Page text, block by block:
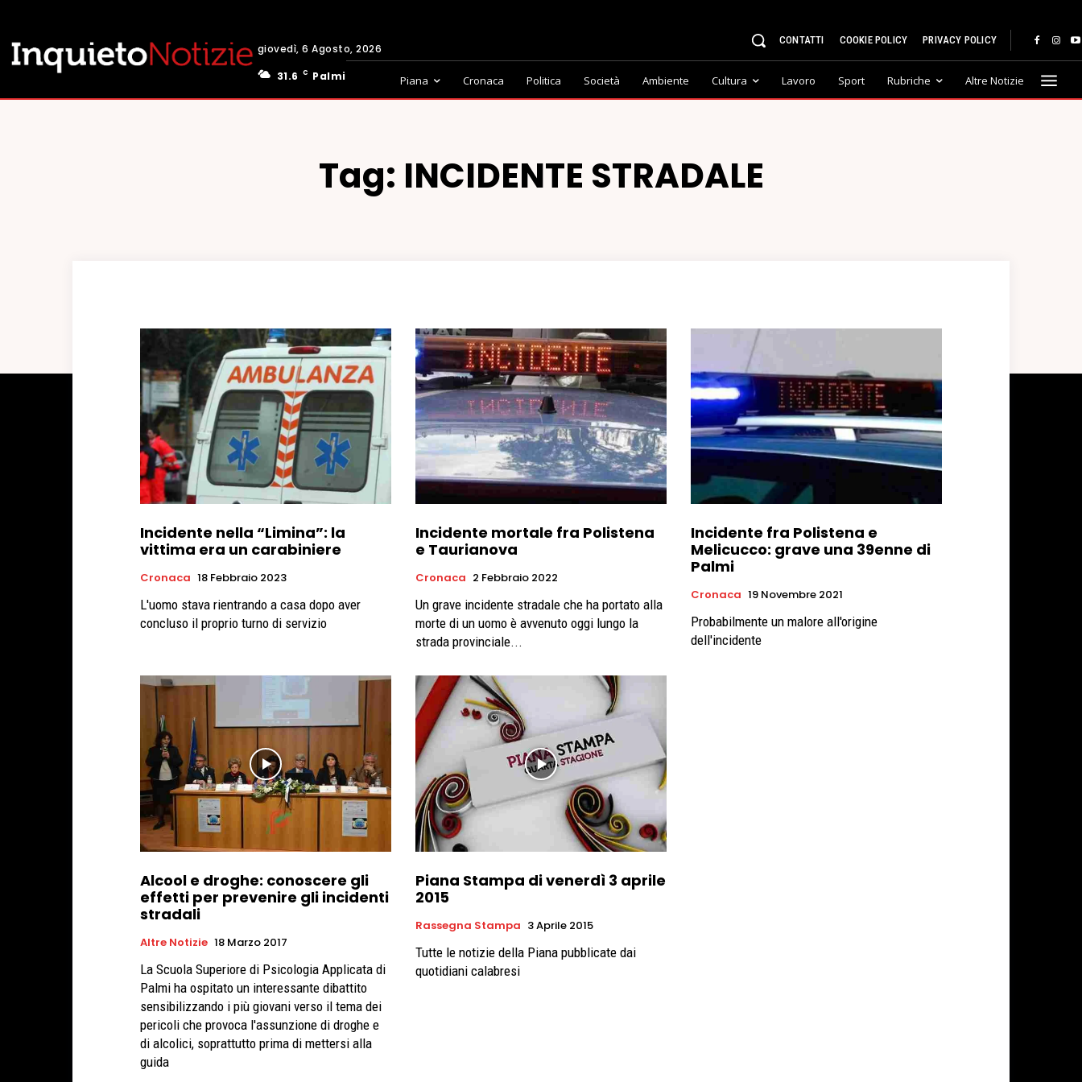
giovedì, 6 Agosto, 2026
31.6
C Palmi
CONTATTI COOKIE POLICY PRIVACY POLICY
Piana Cronaca Politica Società Ambiente Cultura Lavoro Sport Rubriche Altre Notizie
Tag: INCIDENTE STRADALE
Incidente nella “Limina”: la
vittima era un carabiniere
Cronaca 18 Febbraio 2023
L'uomo stava rientrando a casa dopo aver
concluso il proprio turno di servizio
Incidente mortale fra Polistena
e Taurianova
Cronaca 2 Febbraio 2022
Un grave incidente stradale che ha portato alla
morte di un uomo è avvenuto oggi lungo la
strada provinciale...
Incidente fra Polistena e
Melicucco: grave una 39enne di
Palmi
Cronaca 19 Novembre 2021
Probabilmente un malore all'origine
dell'incidente
Alcool e droghe: conoscere gli
effetti per prevenire gli incidenti
stradali
Altre Notizie 18 Marzo 2017
La Scuola Superiore di Psicologia Applicata di
Palmi ha ospitato un interessante dibattito
sensibilizzando i più giovani verso il tema dei
pericoli che provoca l'assunzione di droghe e
di alcolici, soprattutto prima di mettersi alla
guida
Piana Stampa di venerdì 3 aprile
2015
Rassegna Stampa 3 Aprile 2015
Tutte le notizie della Piana pubblicate dai
quotidiani calabresi